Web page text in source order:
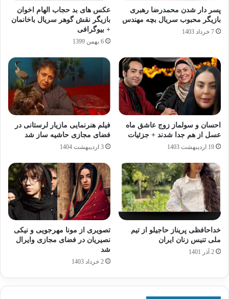
پسر دار شدن محمدرضا رهبری
بازیگر محبوب سریال بچه مهندس
7 خرداد 1403
عکس های بد حجاب الهام اخوان
بازیگر نقش گوهر سریال باخانمان
+ بیوگرافی
6 بهمن 1399
احسان و سولماز زوج عاشق ماه
عسل از هم جدا شدند + جزئیات
19 اردیبهشت 1403
فیلم هنرنمایی مازیار لرستانی در
فضای مجازی حاشیه ساز شد
3 اردیبهشت 1404
خداحافظی پریناز حاجیلو از تیم
ملی تنیس زنان ایران
2 آذر 1401
تصویری از مونا مهرجویی و نیکی
نصیریان در فضای مجازی وایرال
شد
2 خرداد 1403